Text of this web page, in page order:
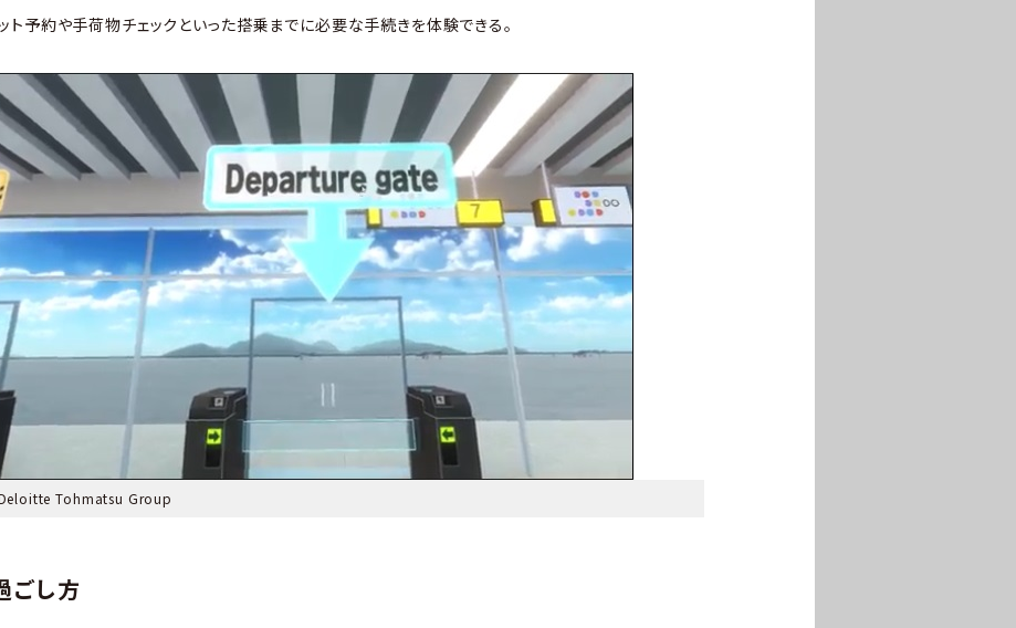
ト予約や手荷物チェックといった搭乗までに必要な手続きを体験できる。
Tohmatsu Group
ごし方